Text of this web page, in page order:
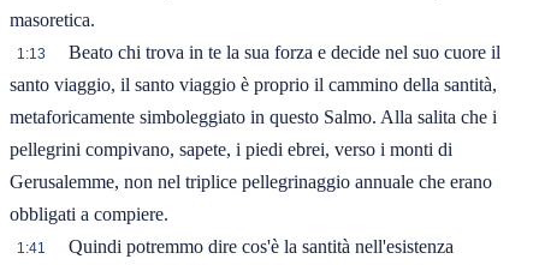
masoretica.
1:13
Beato chi trova in te la sua forza e decide nel suo cuore il
santo viaggio, il santo viaggio è proprio il cammino della santità,
metaforicamente simboleggiato in questo Salmo. Alla salita che i
pellegrini compivano, sapete, i piedi ebrei, verso i monti di
Gerusalemme, non nel triplice pellegrinaggio annuale che erano
obbligati a compiere.
1:41
Quindi potremmo dire cos'è la santità nell'esistenza